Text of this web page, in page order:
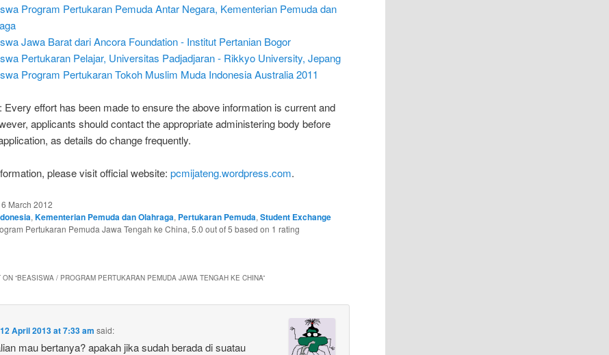
Program Pertukaran Pemuda Antar Negara, Kementerian Pemuda dan
Jawa Barat dari Ancora Foundation - Institut Pertanian Bogor
Pertukaran Pelajar, Universitas Padjadjaran - Rikkyo University, Jepang
Program Pertukaran Tokoh Muslim Muda Indonesia Australia 2011
: Every effort has been made to ensure the above information is current and
applicants should contact the appropriate administering body before
as details do change frequently.
please visit official website:pcmijateng.wordpress.com.
6 March 2012
,Kementerian Pemuda dan Olahraga, Pertukaran Pemuda,Student Exchange
Pertukaran Pemuda Jawa Tengah ke China,5.0 out of5 based on 1 rating
ON “BEASISWA / PROGRAM PERTUKARAN PEMUDA JAWA TENGAH KE CHINA”
12 April 2013 at 7:33 am said:
mau bertanya? apakah jika sudah berada di suatau